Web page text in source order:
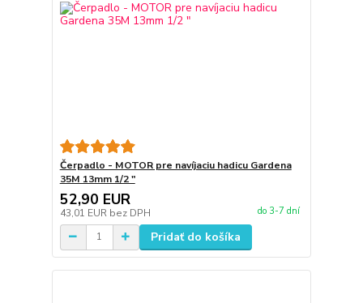
Čerpadlo - MOTOR pre navíjaciu hadicu Gardena
35M 13mm 1/2 "
52,90 EUR
43,01 EUR bez DPH do 3-7 dní
Pridať do košíka